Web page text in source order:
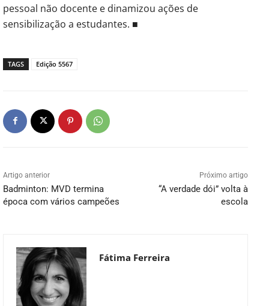
pessoal não docente e dinamizou ações de
sensibilização a estudantes. ■
TAGS Edição 5567
Artigo anterior
Badminton: MVD termina
época com vários campeões
Próximo artigo
“A verdade dói” volta à
escola
Fátima Ferreira